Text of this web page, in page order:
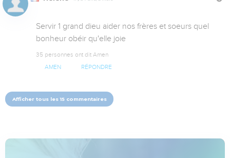
Servir 1 grand dieu aider nos frères et soeurs quel
bonheur obéir qu'elle joie
35 personnes ont dit Amen
AMEN RÉPONDRE
Afficher tous les 15 commentaires